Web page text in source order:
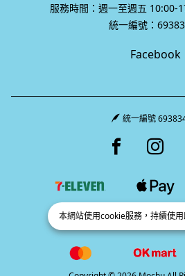
本網站使用cookie服務，持續使
服務時間：週一至週五 10:00-
統一編號：
Facebook
統一編號
Facebook